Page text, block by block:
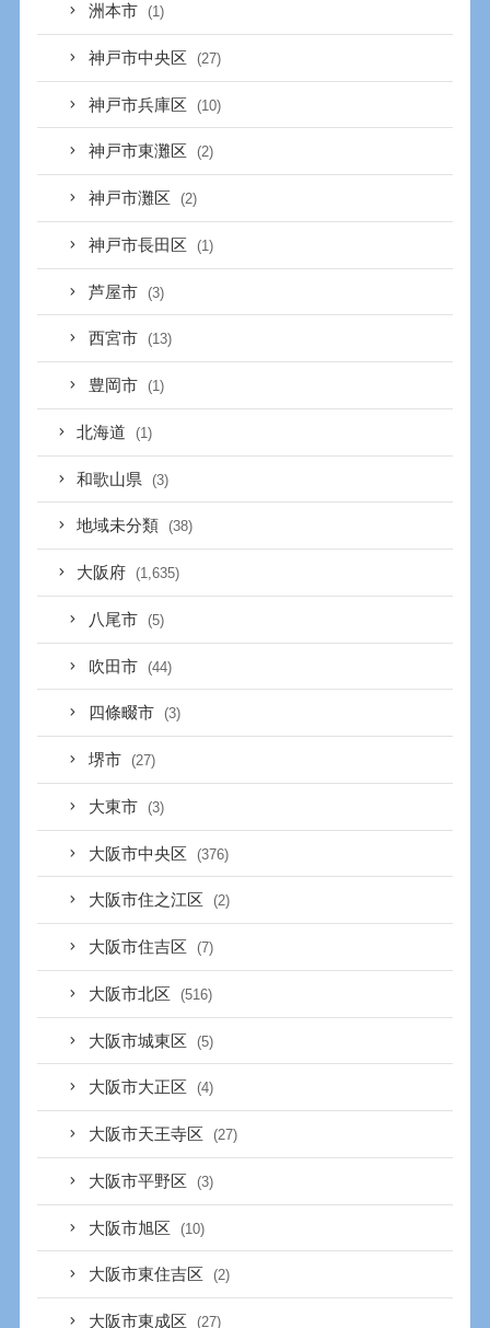
洲本市 (1)
神戸市中央区 (27)
神戸市兵庫区 (10)
神戸市東灘区 (2)
神戸市灘区 (2)
神戸市長田区 (1)
芦屋市 (3)
西宮市 (13)
豊岡市 (1)
北海道 (1)
和歌山県 (3)
地域未分類 (38)
大阪府 (1,635)
八尾市 (5)
吹田市 (44)
四條畷市 (3)
堺市 (27)
大東市 (3)
大阪市中央区 (376)
大阪市住之江区 (2)
大阪市住吉区 (7)
大阪市北区 (516)
大阪市城東区 (5)
大阪市大正区 (4)
大阪市天王寺区 (27)
大阪市平野区 (3)
大阪市旭区 (10)
大阪市東住吉区 (2)
大阪市東成区 (27)